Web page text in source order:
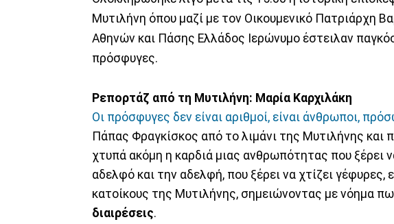
Μυτιλήνη όπου μαζί με τον Οικουμενικό Πατριάρχη
Αθηνών και Πάσης Ελλάδος Ιερώνυμο έστειλαν
πρόσφυγες.
Ρεπορτάζ από τη Μυτιλήνη: Μαρία Καρχιλάκη
Οι πρόσφυγες δεν είναι αριθμοί, είναι άνθρωποι,
Πάπας Φραγκίσκος από το λιμάνι της Μυτιλήνης
χτυπά ακόμη η καρδιά μιας ανθρωπότητας που ξέρει
αδελφό και την αδελφή, που ξέρει να χτίζει
κατοίκους της Μυτιλήνης, σημειώνοντας με νόημα
διαιρέσεις.